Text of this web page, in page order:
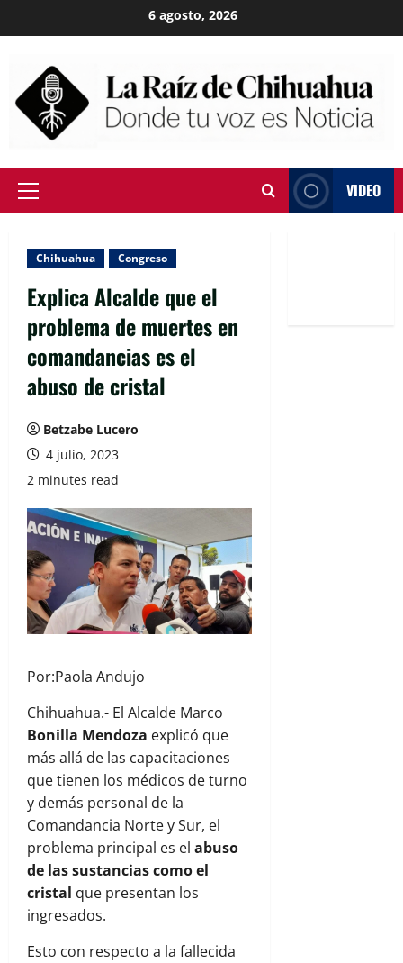
to
6 agosto, 2026
Primary
VIDEO
Chihuahua Congreso
Explica Alcalde que el
problema de muertes en
comandancias es el
abuso de cristal
Betzabe Lucero
4 julio, 2023
2 minutes read
Por:Paola Andujo
Chihuahua.- El Alcalde Marco
Bonilla Mendoza explicó que
más allá de las capacitaciones
que tienen los médicos de turno
y demás personal de la
Comandancia Norte y Sur, el
problema principal es el abuso
de las sustancias como el
cristal que presentan los
ingresados.
Esto con respecto a la fallecida